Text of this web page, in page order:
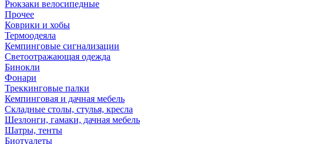
Рюкзаки велосипедные
Прочее
Коврики и хобы
Термоодеяла
Кемпинговые сигнализации
Светоотражающая одежда
Бинокли
Фонари
Треккинговые палки
Кемпинговая и дачная мебель
Складные столы, стулья, кресла
Шезлонги, гамаки, дачная мебель
Шатры, тенты
Биотуалеты